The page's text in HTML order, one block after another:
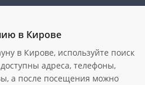
в Кирове
в Кирове, используйте поиск
адреса, телефоны,
а после посещения можно